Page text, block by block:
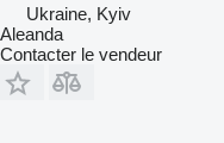
Ukraine, Kyiv
Aleanda
Contacter le vendeur